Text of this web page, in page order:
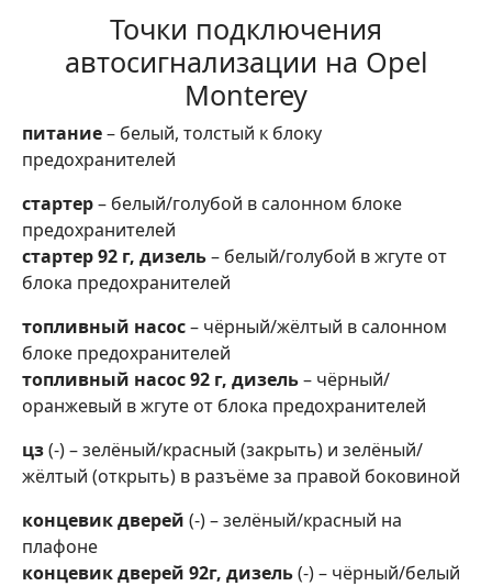
Точки подключения
автосигнализации на Opel
Monterey
питание– белый, толстый к блоку
предохранителей
стартер– белый/голубой в салонном блоке
предохранителей
стартер 92 г, дизель– белый/голубой в жгуте от
блока предохранителей
топливный насос– чёрный/жёлтый в салонном
блоке предохранителей
топливный насос 92 г, дизель– чёрный/
оранжевый в жгуте от блока предохранителей
цз(-) – зелёный/красный (закрыть) и зелёный/
жёлтый (открыть) в разъёме за правой боковиной
концевик дверей (-) – зелёный/красный на
плафоне
концевик дверей 92г, дизель(-) – чёрный/белый